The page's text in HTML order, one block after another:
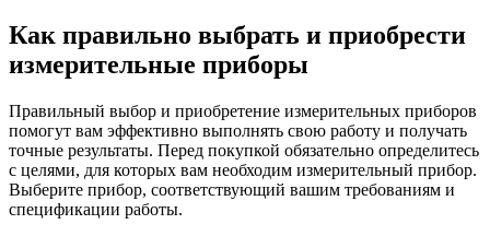
Как правильно выбрать и приобрести
измерительные приборы
Правильный выбор и приобретение измерительных приборов
помогут вам эффективно выполнять свою работу и получать
точные результаты. Перед покупкой обязательно определитесь
с целями, для которых вам необходим измерительный прибор.
Выберите прибор, соответствующий вашим требованиям и
спецификации работы.